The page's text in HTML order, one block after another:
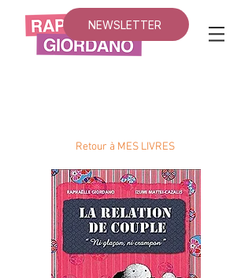
NEWSLETTER
Retour à MES LIVRES